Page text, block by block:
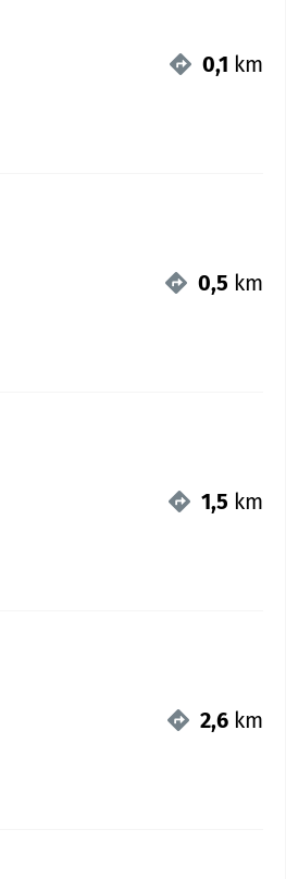
0,1 km
0,5 km
1,5 km
2,6 km